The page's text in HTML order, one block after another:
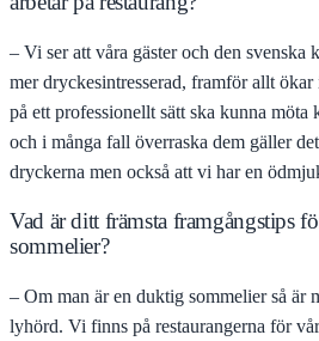
– Vi ser att våra gäster och den svenska
mer dryckesintresserad, framför allt
på ett professionellt sätt ska kunna möta
och i många fall överraska dem gäller
dryckerna men också att vi har en
Vad är ditt främsta framgångstips
sommelier?
– Om man är en duktig sommelier så är
lyhörd. Vi finns på restaurangerna för